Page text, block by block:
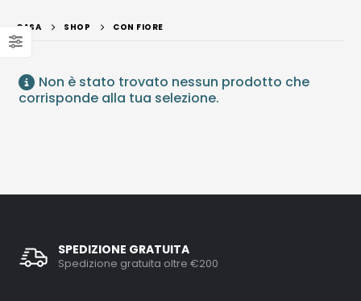
CASA SHOP CON FIORE
Non è stato trovato nessun prodotto che
corrisponde alla tua selezione.
SPEDIZIONE GRATUITA
Spedizione gratuita oltre €200